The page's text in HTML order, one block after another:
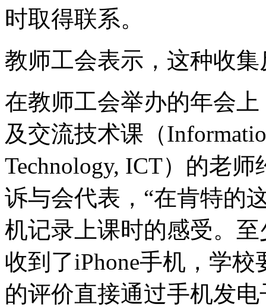
时取得联系。
教师工会表示，这种收
在教师工会举办的年会
及交流技术课（
Technology, ICT）的老师
诉与会代表，“在肯特的
机记录上课时的感受。
收到了iPhone手机，学
的评价直接通过手机发